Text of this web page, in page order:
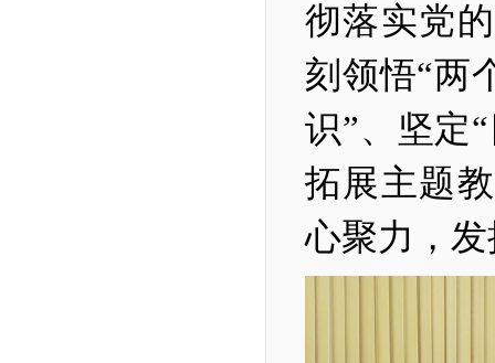
彻落实党
刻领悟“两
识”、坚定
拓展主题
心聚力，